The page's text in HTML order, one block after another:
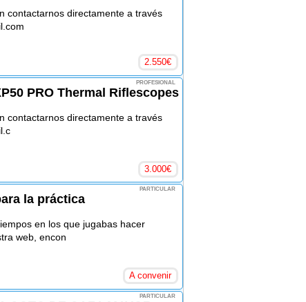
contactarnos directamente a través
2.550€
PROFESIONAL
PRO Thermal Riflescopes
contactarnos directamente a través
3.000€
PARTICULAR
la práctica
en los que jugabas hacer
web, encon
A convenir
PARTICULAR